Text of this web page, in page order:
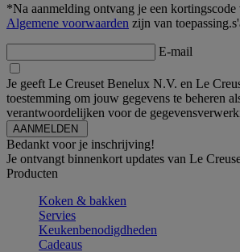
*Na aanmelding ontvang je een
Algemene voorwaarden zijn van
E-mail
Je geeft Le Creuset Benelux N.V. en Le
toestemming om jouw gegevens te beheren
verantwoordelijken voor de
Bedankt voor je inschrijving!
Je ontvangt binnenkort updates van Le
Producten
Koken & bakken
Servies
Keukenbenodigdheden
Cadeaus